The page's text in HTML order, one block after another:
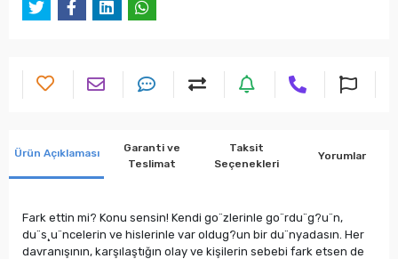
Ürün Açıklaması
Garanti ve
Teslimat
Taksit
Seçenekleri
Yorumlar
Fark ettin mi? Konu sensin! Kendi go¨zlerinle go¨rdu¨g?u¨n,
du¨s¸u¨ncelerin ve hislerinle var oldug?un bir du¨nyadasın. Her
davranışının, karşılaştığın olay ve kişilerin sebebi fark etsen de